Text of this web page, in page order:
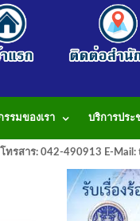
รรมของเรา บริการประ
สาร: 042-490913 E-Mail: